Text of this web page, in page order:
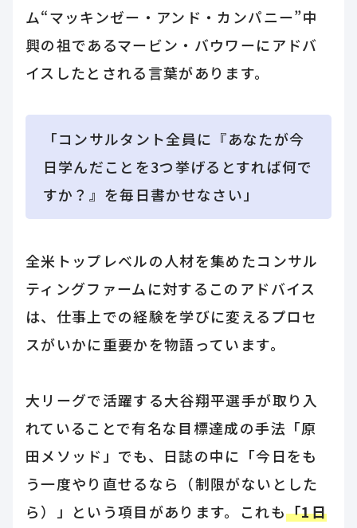
ム“マッキンゼー・アンド・カンパニー”中
興の祖であるマービン・バウワーにアドバ
イスしたとされる言葉があります。
「コンサルタント全員に『あなたが今
日学んだことを3つ挙げるとすれば何で
すか？』を毎日書かせなさい」
全米トップレベルの人材を集めたコンサル
ティングファームに対するこのアドバイス
は、仕事上での経験を学びに変えるプロセ
スがいかに重要かを物語っています。
大リーグで活躍する大谷翔平選手が取り入
れていることで有名な目標達成の手法「原
田メソッド」でも、日誌の中に「今日をも
う一度やり直せるなら（制限がないとした
ら）」という項目があります。これも「1日